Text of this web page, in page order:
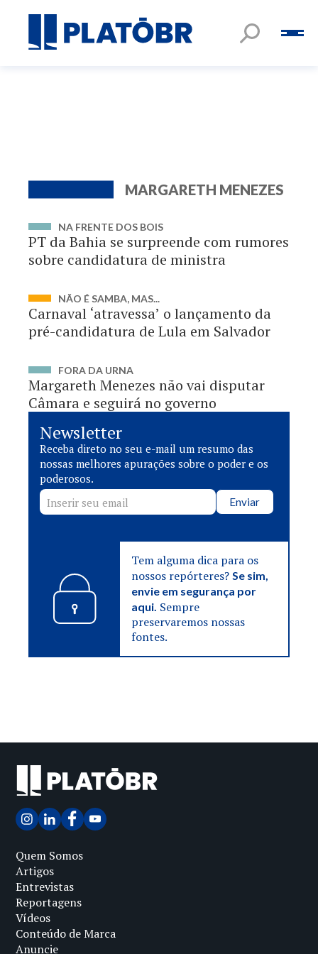
MARGARETH MENEZES
NA FRENTE DOS BOIS
PT da Bahia se surpreende com rumores
sobre candidatura de ministra
NÃO É SAMBA, MAS...
Carnaval ‘atravessa’ o lançamento da
pré-candidatura de Lula em Salvador
FORA DA URNA
Margareth Menezes não vai disputar
Câmara e seguirá no governo
Newsletter
Receba direto no seu e-mail um resumo das
nossas melhores apurações sobre o poder e os
poderosos.
Enviar
Tem alguma dica para os
nossos repórteres?Se sim,
envie em segurança por
aqui. Sempre
preservaremos nossas
fontes.
Quem Somos
Artigos
Entrevistas
Reportagens
Vídeos
Conteúdo de Marca
Anuncie